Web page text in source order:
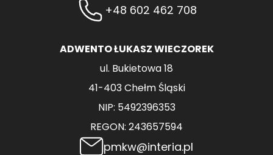
+48 602 462 708
ADWENTO ŁUKASZ WIECZOREK
ul. Bukietowa 18
41-403 Chełm Śląski
NIP: 5492396353
REGON: 243657594
pmkw@interia.pl